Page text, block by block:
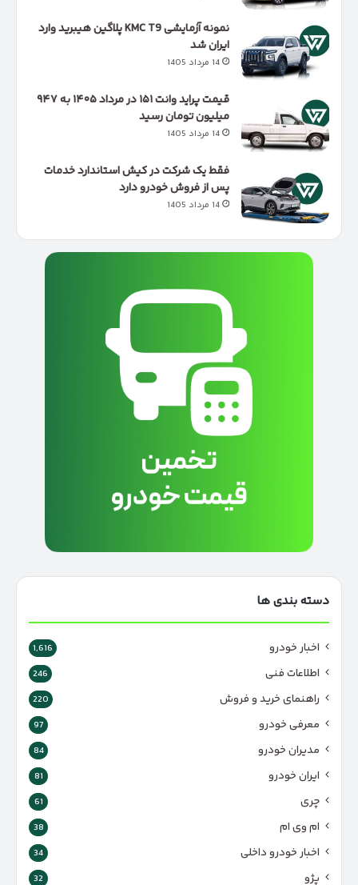
نمونه آزمایشی KMC T9 پلاگین هیبرید وارد
ایران شد
14 مرداد 1405
قیمت پراید وانت ۱۵۱ در مرداد ۱۴۰۵ به ۹۴۷
میلیون تومان رسید
14 مرداد 1405
فقط یک شرکت در کیش استاندارد خدمات
پس از فروش خودرو دارد
14 مرداد 1405
دسته بندی ها
اخبار خودرو 1,616
اطلاعات فنی 246
راهنمای خرید و فروش 220
معرفی خودرو 97
مدیران خودرو 84
ایران خودرو 81
چری 61
ام وی ام 38
اخبار خودرو داخلی 34
پژو 32